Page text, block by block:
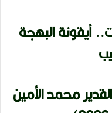
أيقونة البهجة
محمد الأمين